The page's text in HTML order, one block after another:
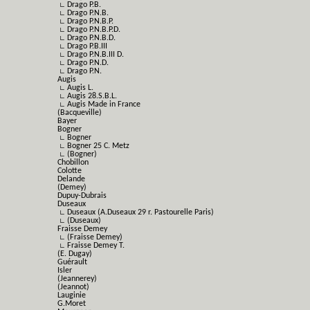
∟ Drago P.B.
∟ Drago P.N.B.
∟ Drago P.N.B.P.
∟ Drago P.N.B.P.D.
∟ Drago P.N.B.D.
∟ Drago P.B.III
∟ Drago P.N.B.III D.
∟ Drago P.N.D.
∟ Drago P.N.
Augis
∟ Augis L.
∟ Augis 28.S.B.L.
∟ Augis Made in France
(Bacqueville)
Bayer
Bogner
∟ Bogner
∟ Bogner 25 C. Metz
∟ (Bogner)
Chobillon
Colotte
Delande
(Demey)
Dupuy-Dubrais
Duseaux
∟ Duseaux (A.Duseaux 29 r. Pastourelle Paris)
∟ (Duseaux)
Fraisse Demey
∟ (Fraisse Demey)
∟ Fraisse Demey T.
(E. Dugay)
Guérault
Isler
(Jeannerey)
(Jeannot)
Lauginie
G.Moret